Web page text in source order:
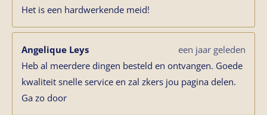
Het is een hardwerkende meid!
Angelique Leys
een jaar geleden
Heb al meerdere dingen besteld en ontvangen. Goede
kwaliteit snelle service en zal zkers jou pagina delen.
Ga zo door